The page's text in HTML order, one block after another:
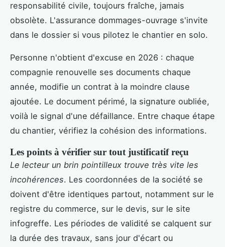
responsabilité civile, toujours fraîche, jamais
obsolète. L'assurance dommages-ouvrage s'invite
dans le dossier si vous pilotez le chantier en solo.
Personne n'obtient d'excuse en 2026 : chaque
compagnie renouvelle ses documents chaque
année, modifie un contrat à la moindre clause
ajoutée. Le document périmé, la signature oubliée,
voilà le signal d'une défaillance. Entre chaque étape
du chantier, vérifiez la cohésion des informations.
Les points à vérifier sur tout justificatif reçu
Le lecteur un brin pointilleux trouve très vite les
incohérences. Les coordonnées de la société se
doivent d'être identiques partout, notamment sur le
registre du commerce, sur le devis, sur le site
infogreffe. Les périodes de validité se calquent sur
la durée des travaux, sans jour d'écart ou